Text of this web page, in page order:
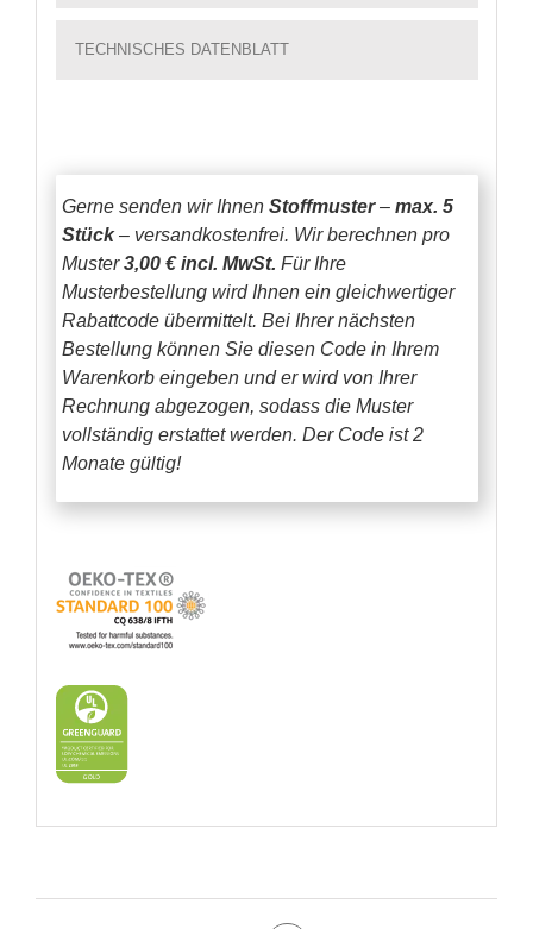
TECHNISCHES DATENBLATT
Gerne senden wir Ihnen Stoffmuster– max. 5
Stück– versandkostenfrei. Wir berechnen pro
Muster3,00 € incl. MwSt. Für Ihre
Musterbestellung wird Ihnen ein gleichwertiger
Rabattcode übermittelt. Bei Ihrer nächsten
Bestellung können Sie diesen Code in Ihrem
Warenkorb eingeben und er wird von Ihrer
Rechnung abgezogen, sodass die Muster
vollständig erstattet werden. Der Code ist 2
Monate gültig!